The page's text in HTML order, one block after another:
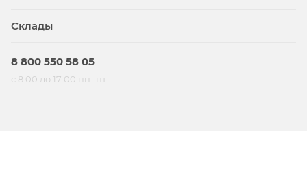
Склады
8 800 550 58 05
с 8:00 до 17:00 пн.-пт.